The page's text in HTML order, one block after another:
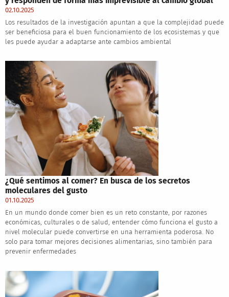
02.10.2025
Los resultados de la investigación apuntan a que la complejidad puede
ser beneficiosa para el buen funcionamiento de los ecosistemas y que
les puede ayudar a adaptarse ante cambios ambiental
¿Qué sentimos al comer? En busca de los secretos
moleculares del gusto
01.10.2025
En un mundo donde comer bien es un reto constante, por razones
económicas, culturales o de salud, entender cómo funciona el gusto a
nivel molecular puede convertirse en una herramienta poderosa. No
solo para tomar mejores decisiones alimentarias, sino también para
prevenir enfermedades